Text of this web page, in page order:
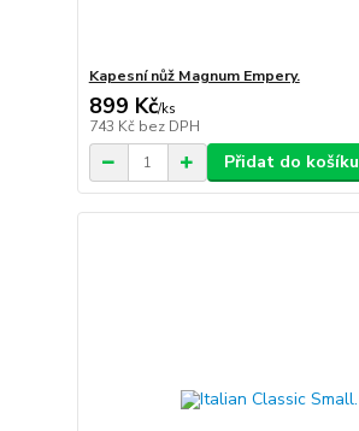
Kapesní nůž Magnum Empery.
899 Kč/ks
743 Kč bez DPH
Přidat do košíku